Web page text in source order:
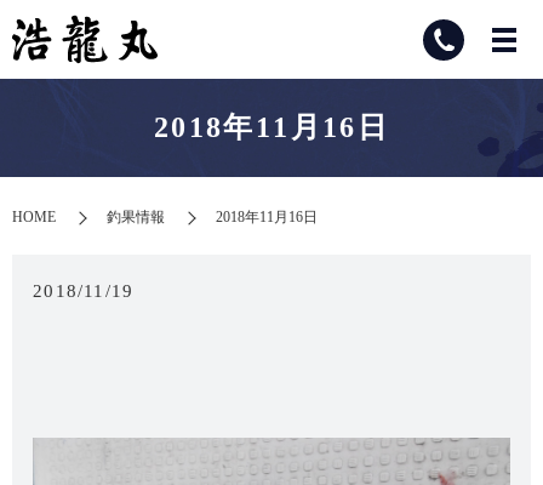
2018年11月16日
HOME 釣果情報 2018年11月16日
2018/11/19